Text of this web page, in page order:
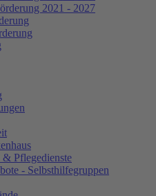
2021 - 2027
& Pflegedienste
- Selbsthilfegruppen